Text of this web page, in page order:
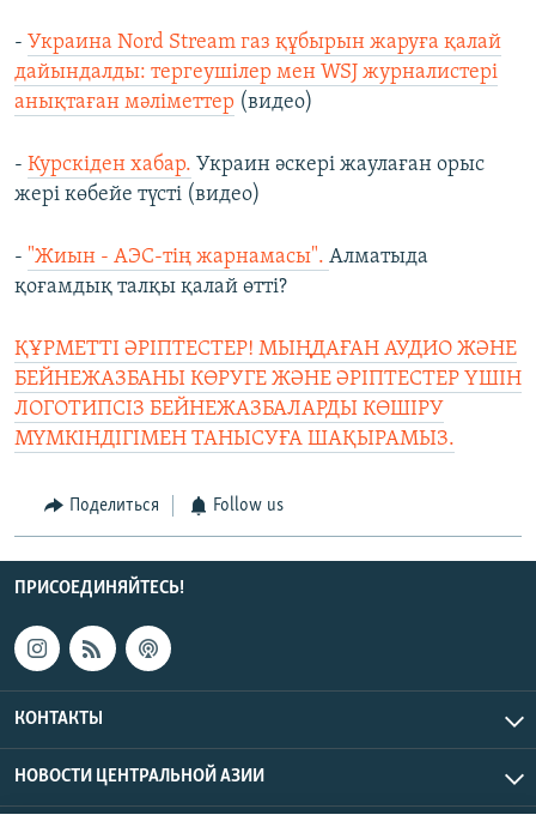
- Украина Nord Stream газ құбырын жаруға қалай
дайындалды: тергеушілер мен WSJ журналистері
анықтаған мәліметтер (видео)
- Курскіден хабар. Украин әскері жаулаған орыс
жері көбейе түсті (видео)
- "Жиын - АЭС-тің жарнамасы". Алматыда
қоғамдық талқы қалай өтті?
ҚҰРМЕТТІ ӘРІПТЕСТЕР! МЫҢДАҒАН АУДИО ЖӘНЕ
БЕЙНЕЖАЗБАНЫ КӨРУГЕ ЖӘНЕ ӘРІПТЕСТЕР ҮШІН
ЛОГОТИПСІЗ БЕЙНЕЖАЗБАЛАРДЫ КӨШІРУ
МҮМКІНДІГІМЕН ТАНЫСУҒА ШАҚЫРАМЫЗ.
Поделиться Follow us
ПРИСОЕДИНЯЙТЕСЬ!
КОНТАКТЫ
НОВОСТИ ЦЕНТРАЛЬНОЙ АЗИИ